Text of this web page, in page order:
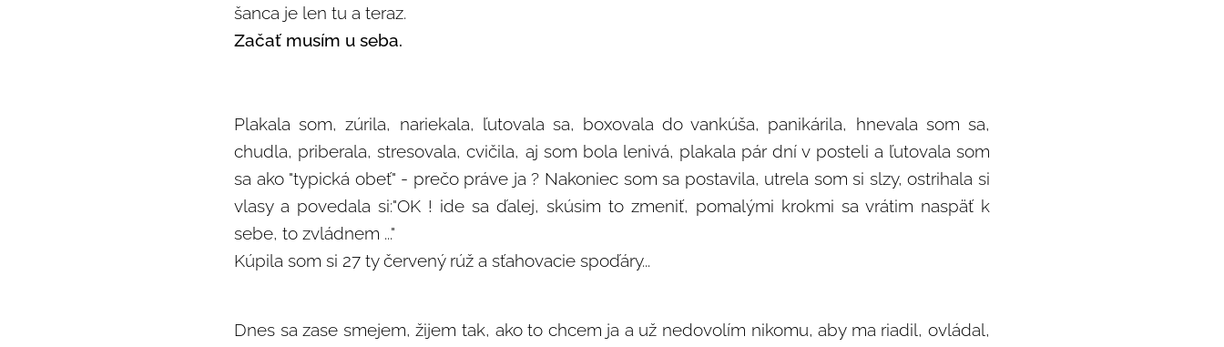
šanca je len tu a teraz.
Začať musím u seba.
Plakala som, zúrila, nariekala, ľutovala sa, boxovala do vankúša, panikárila, hnevala som sa,
chudla, priberala, stresovala, cvičila, aj som bola lenivá, plakala pár dní v posteli a ľutovala som
sa ako "typická obeť" - prečo práve ja ? Nakoniec som sa postavila, utrela som si slzy, ostrihala si
vlasy a povedala si:"OK ! ide sa ďalej, skúsim to zmeniť, pomalými krokmi sa vrátim naspäť k
sebe, to zvládnem ..."
Kúpila som si 27 ty červený rúž a sťahovacie spoďáry...
Dnes sa zase smejem, žijem tak, ako to chcem ja a už nedovolím nikomu, aby ma riadil, ovládal,